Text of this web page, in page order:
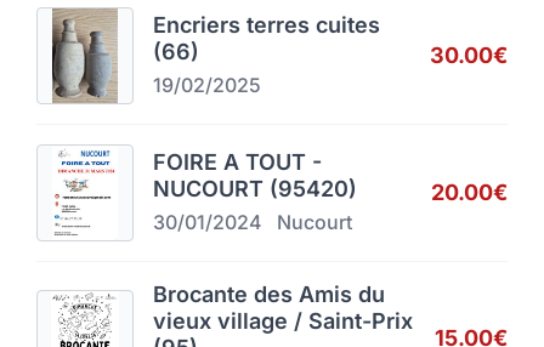
Encriers terres cuites
(66)
19/02/2025
30.00€
FOIRE A TOUT -
NUCOURT (95420)
30/01/2024 Nucourt
20.00€
Brocante des Amis du
vieux village / Saint-Prix
15.00€